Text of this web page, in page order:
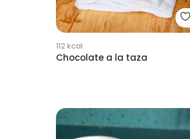
112kcal
Chocolate a la taza